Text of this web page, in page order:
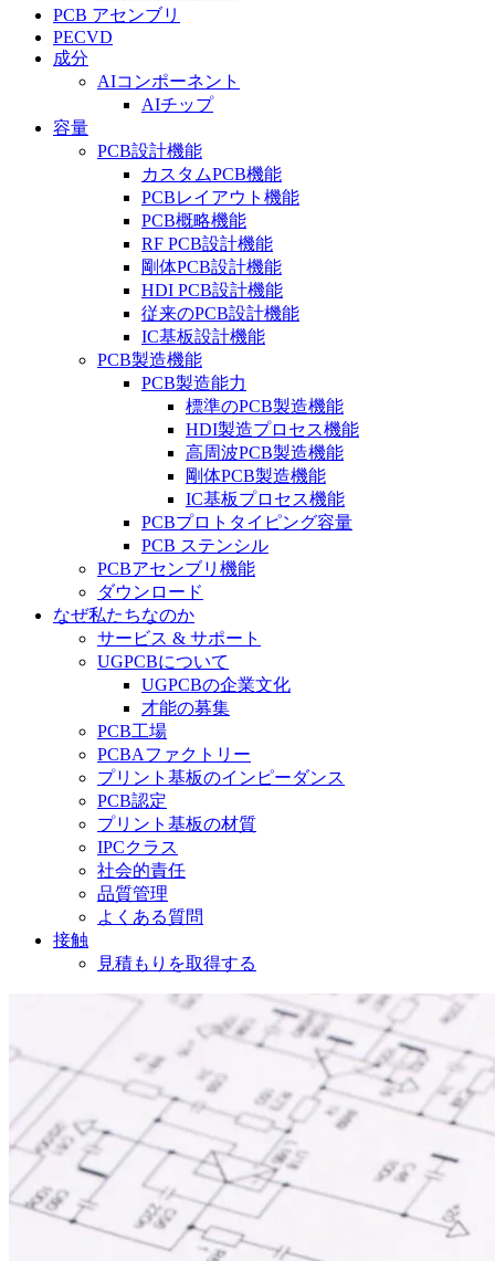
PCB アセンブリ
PECVD
成分
AIコンポーネント
AIチップ
容量
PCB設計機能
カスタムPCB機能
PCBレイアウト機能
PCB概略機能
RF PCB設計機能
剛体PCB設計機能
HDI PCB設計機能
従来のPCB設計機能
IC基板設計機能
PCB製造機能
PCB製造能力
標準のPCB製造機能
HDI製造プロセス機能
高周波PCB製造機能
剛体PCB製造機能
IC基板プロセス機能
PCBプロトタイピング容量
PCB ステンシル
PCBアセンブリ機能
ダウンロード
なぜ私たちなのか
サービス & サポート
UGPCBについて
UGPCBの企業文化
才能の募集
PCB工場
PCBAファクトリー
プリント基板のインピーダンス
PCB認定
プリント基板の材質
IPCクラス
社会的責任
品質管理
よくある質問
接触
見積もりを取得する